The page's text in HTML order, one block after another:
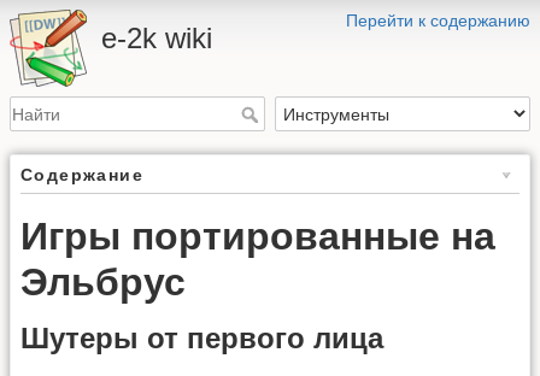
Перейти к содержанию
e-2k wiki
Содержание
Игры портированные на
Эльбрус
Шутеры от первого лица